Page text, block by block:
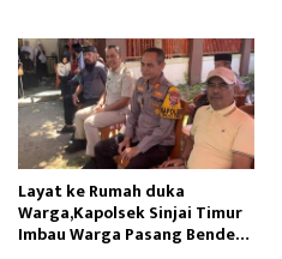
Layat ke Rumah duka
Warga,Kapolsek Sinjai Timur
Imbau Warga Pasang Bendera